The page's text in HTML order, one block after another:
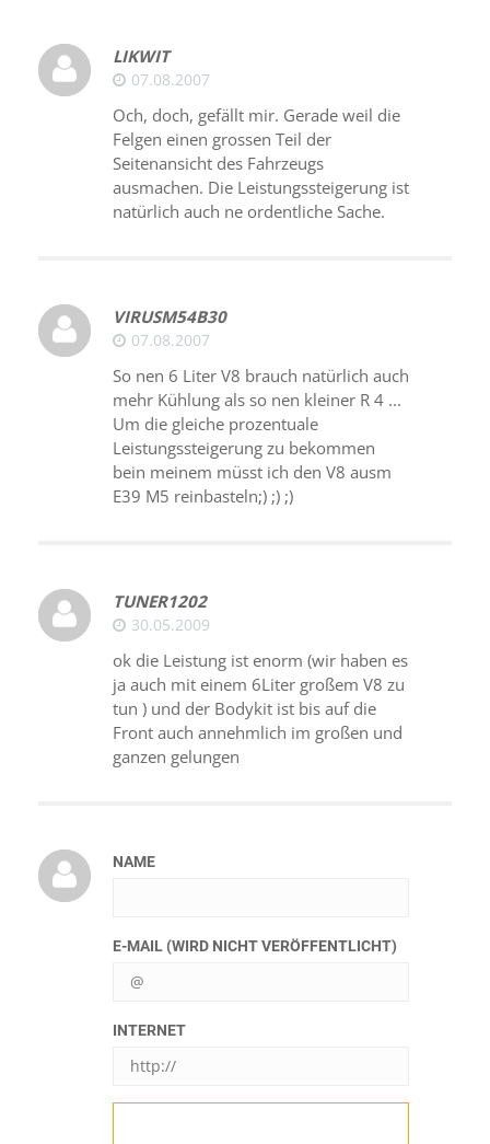
LIKWIT
07.08.2007
Och, doch, gefällt mir. Gerade weil die
Felgen einen grossen Teil der
Seitenansicht des Fahrzeugs
ausmachen. Die Leistungssteigerung ist
natürlich auch ne ordentliche Sache.
VIRUSM54B30
07.08.2007
So nen 6 Liter V8 brauch natürlich auch
mehr Kühlung als so nen kleiner R 4 ...
Um die gleiche prozentuale
Leistungssteigerung zu bekommen
bein meinem müsst ich den V8 ausm
E39 M5 reinbasteln;) ;) ;)
TUNER1202
30.05.2009
ok die Leistung ist enorm (wir haben es
ja auch mit einem 6Liter großem V8 zu
tun ) und der Bodykit ist bis auf die
Front auch annehmlich im großen und
ganzen gelungen
NAME
E-MAIL (WIRD NICHT VERÖFFENTLICHT)
INTERNET